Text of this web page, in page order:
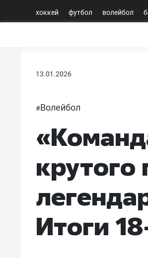
хоккей футбол волейбол
13.01.2026
#Волейбол
крутого
Итоги